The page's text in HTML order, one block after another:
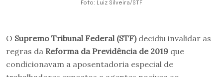
Foto: Luiz Silveira/STF
O Supremo Tribunal Federal (STF)decidiu invalidar as
regras da Reforma da Previdência de 2019 que
condicionavam a aposentadoria especial de